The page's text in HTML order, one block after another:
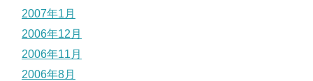
2007年1月
2006年12月
2006年11月
2006年8月